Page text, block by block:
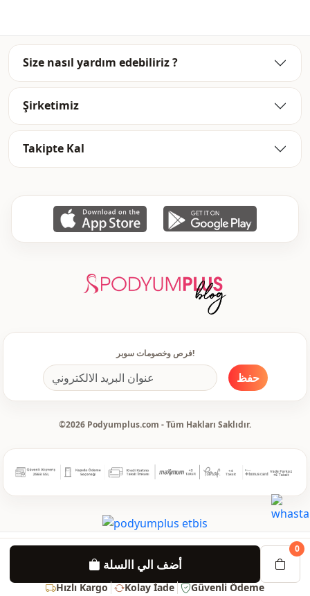
أضف الي االسلة
0
Hızlı Kargo Kolay İade Güvenli Ödeme
القالب قالب عريض
Size nasıl yardım edebiliriz ?
Şirketimiz
Takipte Kal
فرص وخصومات سوبر!
حفظ
©2026 Podyumplus.com - Tüm Hakları Saklıdır.